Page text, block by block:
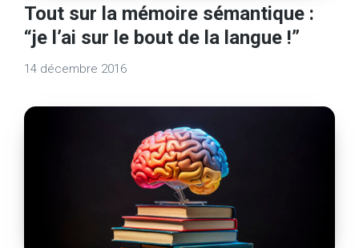
Tout sur la mémoire sémantique :
“je l’ai sur le bout de la langue !”
14 décembre 2016